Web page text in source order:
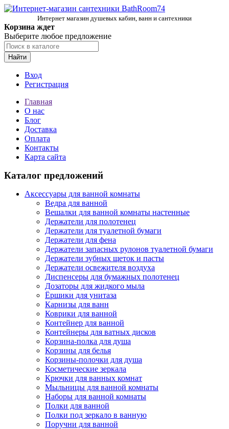
Интернет магазин душевых кабин, ванн и сантехники
Корзина ждет
Выберите любое предложение
Найти
Вход
Регистрация
Главная
О нас
Блог
Доставка
Оплата
Контакты
Карта сайта
Каталог предложений
Аксессуары для ванной комнаты
Ведра для ванной
Вешалки для ванной комнаты настенные
Держатели для полотенец
Держатели для туалетной бумаги
Держатели для фена
Держатели запасных рулонов туалетной бумаги
Держатели зубных щеток и пасты
Держатели освежителя воздуха
Диспенсеры для бумажных полотенец
Дозаторы для жидкого мыла
Ёршики для унитаза
Карнизы для ванн
Коврики для ванной
Контейнер для ванной
Контейнеры для ватных дисков
Корзина-полка для душа
Корзины для белья
Корзины-полочки для душа
Косметические зеркала
Крючки для ванных комнат
Мыльницы для ванной комнаты
Наборы для ванной комнаты
Полки для ванной
Полки под зеркало в ванную
Поручни для ванной